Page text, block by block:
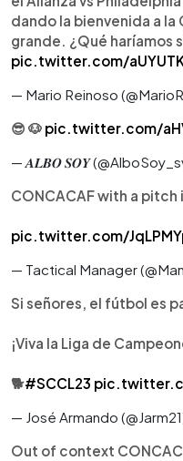
dando la bienvenida a la
grande. ¿Qué haríamos
pic.twitter.com/
— Mario Reinoso
😎 🐶 pic.twitter.com/
— 𝑨𝑳𝑩𝑶 𝑺𝑶𝒀
CONCACAF with a pitch
pic.twitter.com/
— Tactical Manager
Si señores, el fútbol es
¡Viva la Liga de
🐕#SCCL23
— José Armando
Out of context